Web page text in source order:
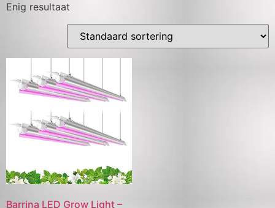
Enig resultaat
Barrina LED Grow Light –